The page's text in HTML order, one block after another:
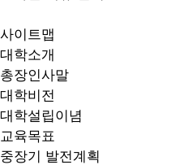
사이트맵
대학소개
총장인사말
대학비전
대학설립이념
교육목표
중장기 발전계획